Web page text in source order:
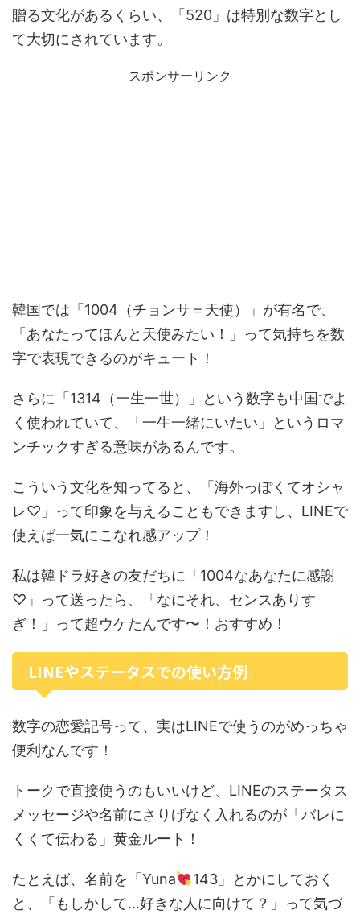
贈る文化があるくらい、「520」は特別な数字とし
て大切にされています。
スポンサーリンク
韓国では「1004（チョンサ＝天使）」が有名で、
「あなたってほんと天使みたい！」って気持ちを数
字で表現できるのがキュート！
さらに「1314（一生一世）」という数字も中国でよ
く使われていて、「一生一緒にいたい」というロマ
ンチックすぎる意味があるんです。
こういう文化を知ってると、「海外っぽくてオシャ
レ♡」って印象を与えることもできますし、LINEで
使えば一気にこなれ感アップ！
私は韓ドラ好きの友だちに「1004なあなたに感謝
♡」って送ったら、「なにそれ、センスありす
ぎ！」って超ウケたんです〜！おすすめ！
LINEやステータスでの使い方例
数字の恋愛記号って、実はLINEで使うのがめっちゃ
便利なんです！
トークで直接使うのもいいけど、LINEのステータス
メッセージや名前にさりげなく入れるのが「バレに
くくて伝わる」黄金ルート！
たとえば、名前を「Yuna
143」とかにしておく
と、「もしかして…好きな人に向けて？」って気づ